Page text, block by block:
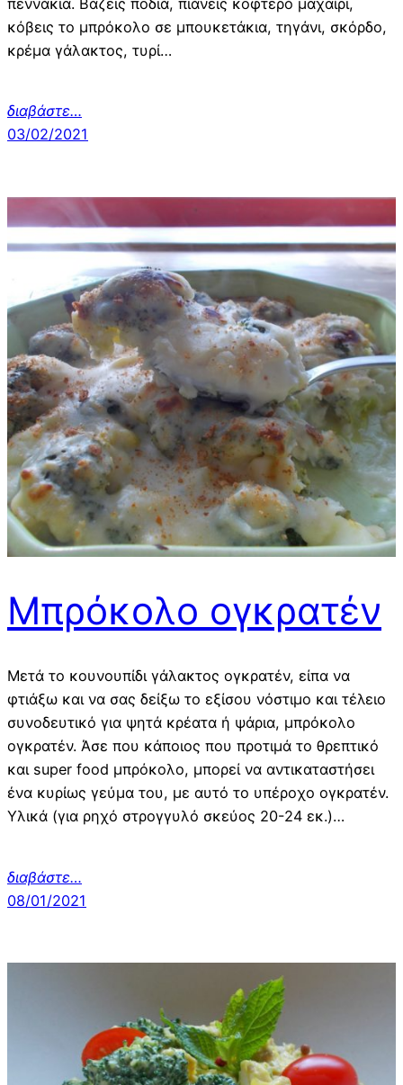
κόβεις το μπρόκολο σε μπουκετάκια, τηγάνι, σκόρδο,
κρέμα γάλακτος, τυρί…
διαβάστε…
03/02/2021
Μπρόκολο ογκρατέν
Μετά το κουνουπίδι γάλακτος ογκρατέν, είπα να
φτιάξω και να σας δείξω το εξίσου νόστιμο και τέλειο
συνοδευτικό για ψητά κρέατα ή ψάρια, μπρόκολο
ογκρατέν. Άσε που κάποιος που προτιμά το θρεπτικό
και super food μπρόκολο, μπορεί να αντικαταστήσει
ένα κυρίως γεύμα του, με αυτό το υπέροχο ογκρατέν.
Υλικά (για ρηχό στρογγυλό σκεύος 20-24 εκ.)…
διαβάστε…
08/01/2021